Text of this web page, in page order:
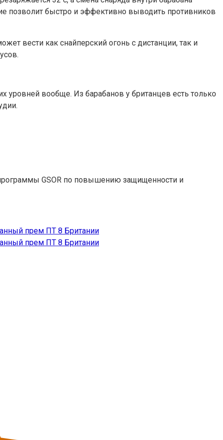
позволит быстро и эффективно выводить противников
вести как снайперский огонь с дистанции, так и
уровней вообще. Из барабанов у британцев есть только
GSOR по повышению защищенности и